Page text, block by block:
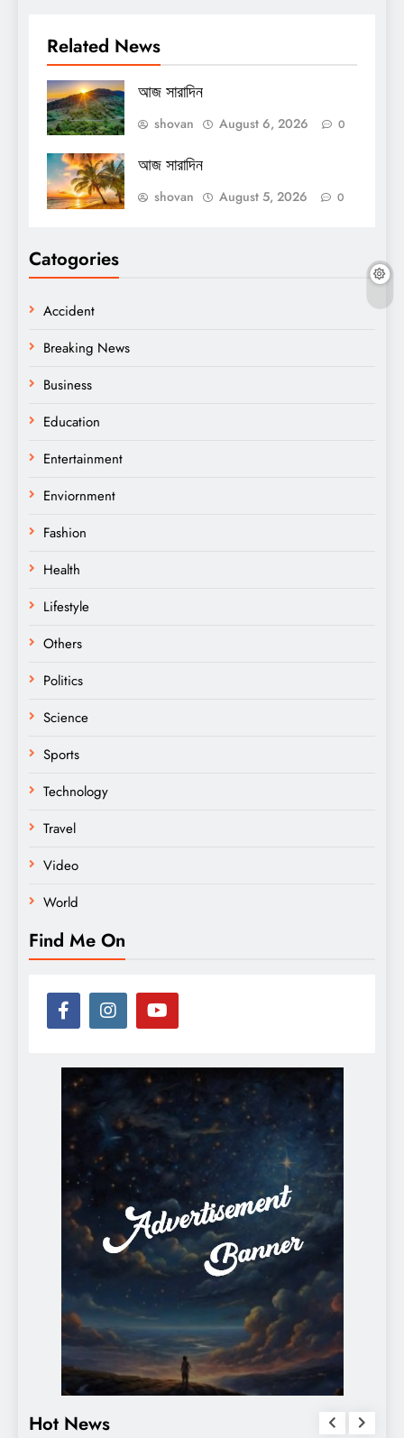
Related News
আজ সারাদিন
shovan August 6, 2026 0
আজ সারাদিন
shovan August 5, 2026 0
Catogories
Accident
Breaking News
Business
Education
Entertainment
Enviornment
Fashion
Health
Lifestyle
Others
Politics
Science
Sports
Technology
Travel
Video
World
Find Me On
Hot News